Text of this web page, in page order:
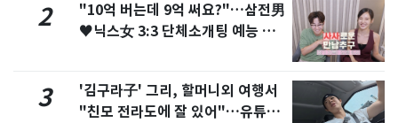
2
"10억 버는데 9억 써요?"…삼전男
♥닉스女 3:3 단체소개팅 예능 화
3
'김구라子' 그리, 할머니외 여행서
"친모 전라도에 잘 있어"…유튜브